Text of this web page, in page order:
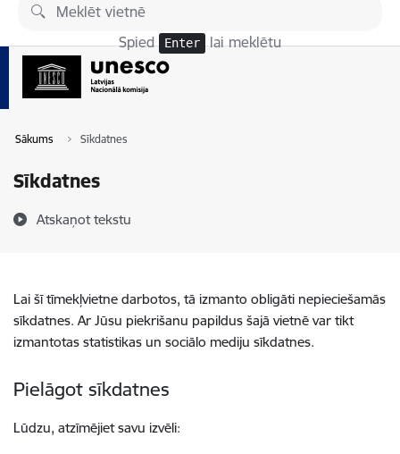
Pāriet uz lapas saturu
Spied Enter lai meklētu
Sākums Sīkdatnes
Sīkdatnes
Atskaņot tekstu
Lai šī tīmekļvietne darbotos, tā izmanto obligāti nepieciešamās
sīkdatnes. Ar Jūsu piekrišanu papildus šajā vietnē var tikt
izmantotas statistikas un sociālo mediju sīkdatnes.
Pielāgot sīkdatnes
Lūdzu, atzīmējiet savu izvēli: